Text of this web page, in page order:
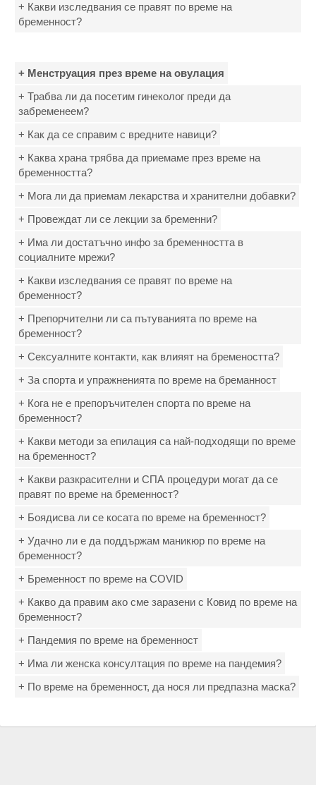
+ Какви изследвания се правят по време на
бременност?
+ Менструация през време на овулация
+ Трабва ли да посетим гинеколог преди да
забременеем?
+ Как да се справим с вредните навици?
+ Каква храна трябва да приемаме през време на
бременността?
+ Мога ли да приемам лекарства и хранителни добавки?
+ Провеждат ли се лекции за бременни?
+ Има ли достатъчно инфо за бременността в
социалните мрежи?
+ Какви изследвания се правят по време на
бременност?
+ Препорчителни ли са пътуванията по време на
бременност?
+ Сексуалните контакти, как влияят на бремеността?
+ За спорта и упражненията по време на бреманност
+ Кога не е препоръчителен спорта по време на
бременност?
+ Какви методи за епилация са най-подходящи по време
на бременност?
+ Какви разкрасителни и СПА процедури могат да се
правят по време на бременност?
+ Боядисва ли се косата по време на бременност?
+ Удачно ли е да поддържам маникюр по време на
бременност?
+ Бременност по време на COVID
+ Какво да правим ако сме заразени с Ковид по време на
бременност?
+ Пандемия по време на бременност
+ Има ли женска консултация по време на пандемия?
+ По време на бременност, да нося ли предпазна маска?